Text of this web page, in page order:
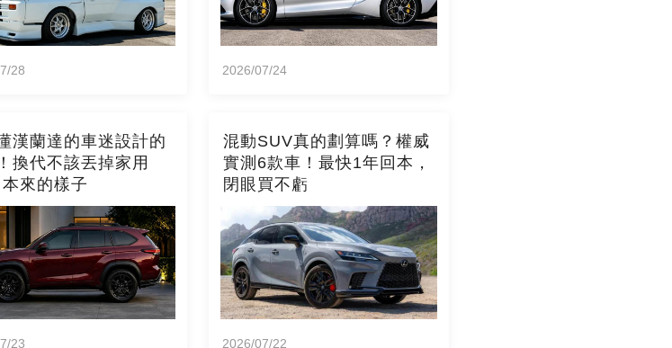
28 2026/07/24
漢蘭達的車迷設計的
換代不該丟掉家用
來的樣子
23
混動SUV真的劃算嗎？權威
實測6款車！最快1年回本，
閉眼買不虧
2026/07/22